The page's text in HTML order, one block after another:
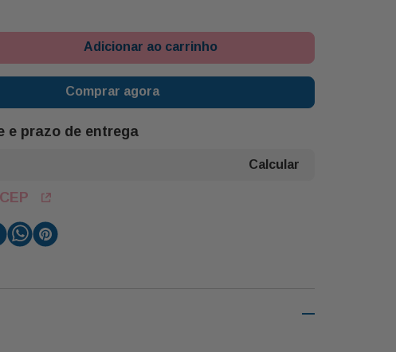
Adicionar ao carrinho
Comprar agora
e prazo de entrega